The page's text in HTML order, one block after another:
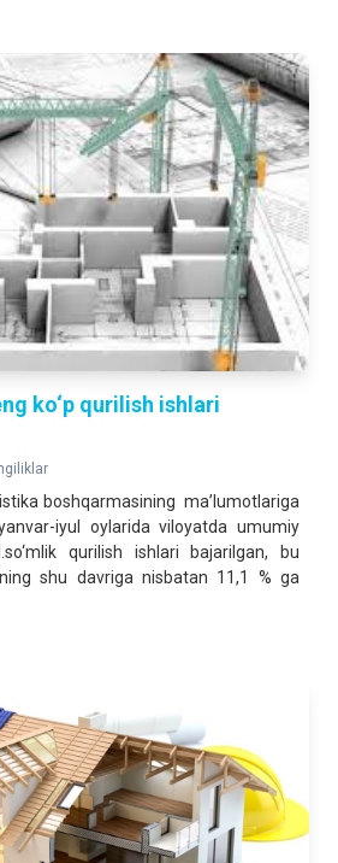
ko‘p qurilish ishlari
boshqarmasining ma’lumotlariga
iyul oylarida viloyatda umumiy
qurilish ishlari bajarilgan, bu
shu davriga nisbatan 11,1 % ga